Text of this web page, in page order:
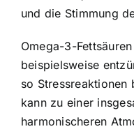
und die Stimmung
Omega-3-
beispielsweise
so Stressreaktionen
kann zu einer
harmonischeren